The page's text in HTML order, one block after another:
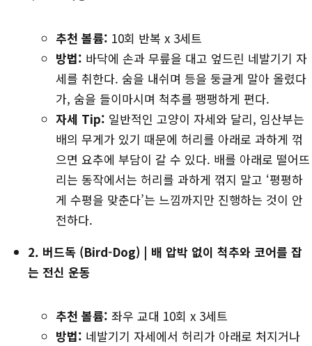
추천 볼륨: 10회 반복 x 3세트
방법: 바닥에 손과 무릎을 대고 엎드린 네발기기 자
세를 취한다. 숨을 내쉬며 등을 둥글게 말아 올렸다
가, 숨을 들이마시며 척추를 팽팽하게 편다.
자세 Tip: 일반적인 고양이 자세와 달리, 임산부는
배의 무게가 있기 때문에 허리를 아래로 과하게 꺾
으면 요추에 부담이 갈 수 있다. 배를 아래로 떨어뜨
리는 동작에서는 허리를 과하게 꺾지 말고 ‘평평하
게 수평을 맞춘다’는 느낌까지만 진행하는 것이 안
전하다.
2. 버드독 (Bird-Dog) | 배 압박 없이 척추와 코어를 잡
는 전신 운동
추천 볼륨: 좌우 교대 10회 x 3세트
방법: 네발기기 자세에서 허리가 아래로 처지거나